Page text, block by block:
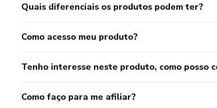
Também pode ser utilizado
• terapeutas
• facilitadores de grupos
Quais diferenciais os produtos podem ter?
Como acesso meu produto?
Tenho interesse neste produto, como posso
Como faço para me afiliar?